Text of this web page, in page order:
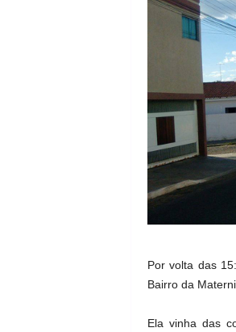
Por volta das
Bairro da
Ela vinha das